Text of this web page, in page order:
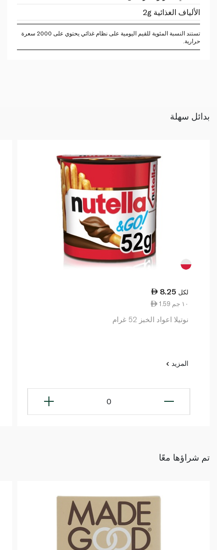
الألياف الغذائية 2g
تستند النسبة المئوية للقيم اليومية على نظام غذائي يحتوي على 2000 سعرة
حرارية.
بدائل سهلة
8.25 لكل
1.59 ١٠ جم
نوتيلا اعواد الخبز 52 غرام
المزيد
0
تم شراؤها معًا